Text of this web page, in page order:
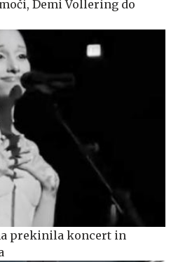
Demi Vollering do
prekinila koncert in